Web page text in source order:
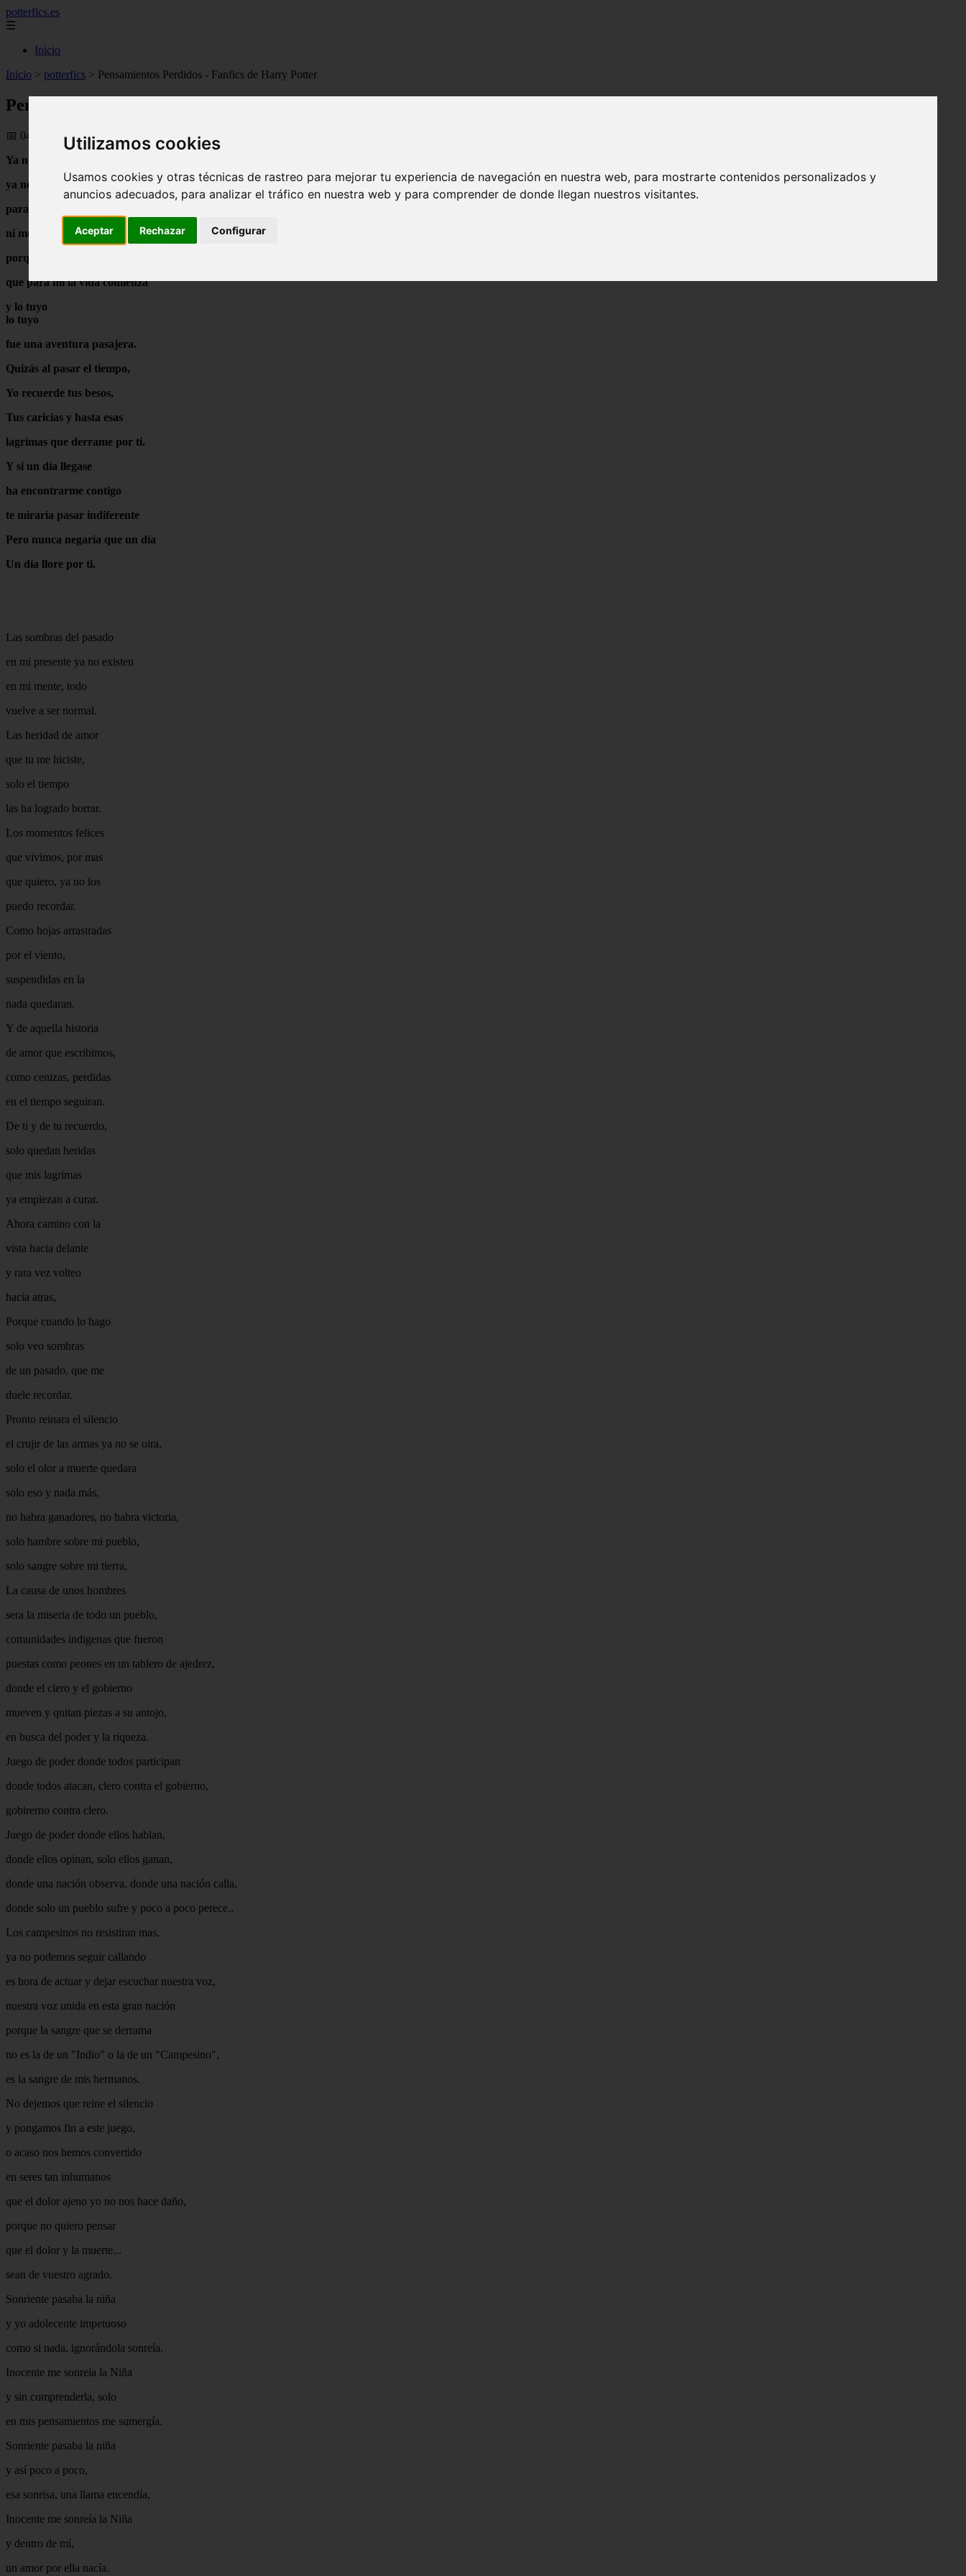
Utilizamos cookies
Usamos cookies y otras técnicas de rastreo para mejorar tu experiencia de navegación en nuestra web, para mostrarte contenidos personalizados y
anuncios adecuados, para analizar el tráfico en nuestra web y para comprender de donde llegan nuestros visitantes.
Aceptar Rechazar Configurar
potterfics.es
☰
Inicio
Inicio > potterfics > Pensamientos Perdidos - Fanfics de Harry Potter
Pensamientos Perdidos - Fanfics de Harry Potter
📅 04/08/2025
Ya no llorare más por ti,
ya no tengo motivo
para hacerlo,
ni me ahogare en tu recuerdo
porque hoy he comprendido
que para mí la vida comienza
y lo tuyo
lo tuyo
fue una aventura pasajera.
Quizás al pasar el tiempo,
Yo recuerde tus besos,
Tus caricias y hasta esas
lagrimas que derrame por ti.
Y si un día llegase
ha encontrarme contigo
te miraría pasar indiferente
Pero nunca negaría que un día
Un día llore por ti.
Las sombras del pasado
en mi presente ya no existen
en mi mente, todo
vuelve a ser normal.
Las heridad de amor
que tu me hiciste,
solo el tiempo
las ha logrado borrar.
Los momentos felices
que vivimos, por mas
que quiero, ya no los
puedo recordar.
Como hojas arrastradas
por el viento,
suspendidas en la
nada quedaran.
Y de aquella historia
de amor que escribimos,
como cenizas, perdidas
en el tiempo seguiran.
De ti y de tu recuerdo,
solo quedan heridas
que mis lagrimas
ya empiezan a curar.
Ahora camino con la
vista hacia delante
y rara vez volteo
hacia atras,
Porque cuando lo hago
solo veo sombras
de un pasado, que me
duele recordar.
Pronto reinara el silencio
el crujir de las armas ya no se oira,
solo el olor a muerte quedara
solo eso y nada más,
no habra ganadores, no habra victoria,
solo hambre sobre mi pueblo,
solo sangre sobre mi tierra,
La causa de unos hombres
sera la miseria de todo un pueblo,
comunidades indigenas que fueron
puestas como peones en un tablero de ajedrez,
donde el clero y el gobierno
mueven y quitan piezas a su antojo,
en busca del poder y la riqueza.
Juego de poder donde todos participan
donde todos atacan, clero contra el gobierno,
gobirerno contra clero.
Juego de poder donde ellos hablan,
donde ellos opinan, solo ellos ganan,
donde una nación observa, donde una nación calla,
donde solo un pueblo sufre y poco a poco perece..
Los campesinos no resistiran mas,
ya no podemos seguir callando
es hora de actuar y dejar escuchar nuestra voz,
nuestra voz unida en esta gran nación
porque la sangre que se derrama
no es la de un "Indio" o la de un "Campesino",
es la sangre de mis hermanos.
No dejemos que reine el silencio
y pongamos fin a este juego,
o acaso nos hemos convertido
en seres tan inhumanos
que el dolor ajeno yo no nos hace daño,
porque no quiero pensar
que el dolor y la muerte...
sean de vuestro agrado.
Sonriente pasaba la niña
y yo adolecente impetuoso
como si nada, ignorándola sonreía.
Inocente me sonreía la Niña
y sin comprenderla, solo
en mis pensamientos me sumergía.
Sonriente pasaba la niña
y así poco a poco,
esa sonrisa, una llama encendía,
Inocente me sonreía la Niña
y dentro de mí,
un amor por ella nacía.